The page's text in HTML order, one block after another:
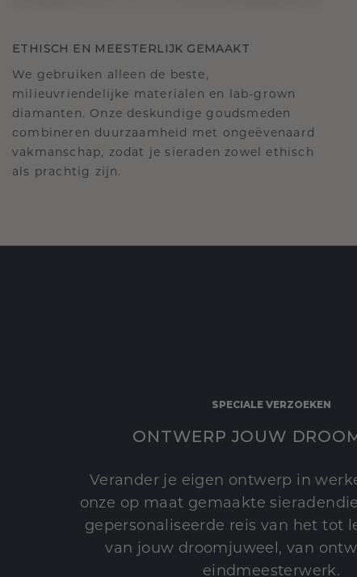
ETHISCH EN MEESTERLIJK GEMAAKT
We gebruiken alleen de beste,
milieuvriendelijke materialen en lab-grown
diamanten. Onze deskundige goudsmeden
combineren duurzaamheid met ongeëvenaard
vakmanschap, zodat je sieraden zowel ethisch
als prachtig zijn.
SPECIALE VERZOEKEN
ONTWERP JOUW
Verander je eigen ontwerp in
onze op maat gemaakte
gepersonaliseerde reis van het tot
van jouw droomjuweel, van
eindmeesterwerk.